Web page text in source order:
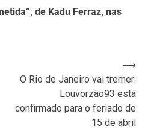
de Kadu Ferraz, nas
O Rio de Janeiro vai tremer:
Louvorzão93 está
confirmado para o feriado de
15 de abril
⟶